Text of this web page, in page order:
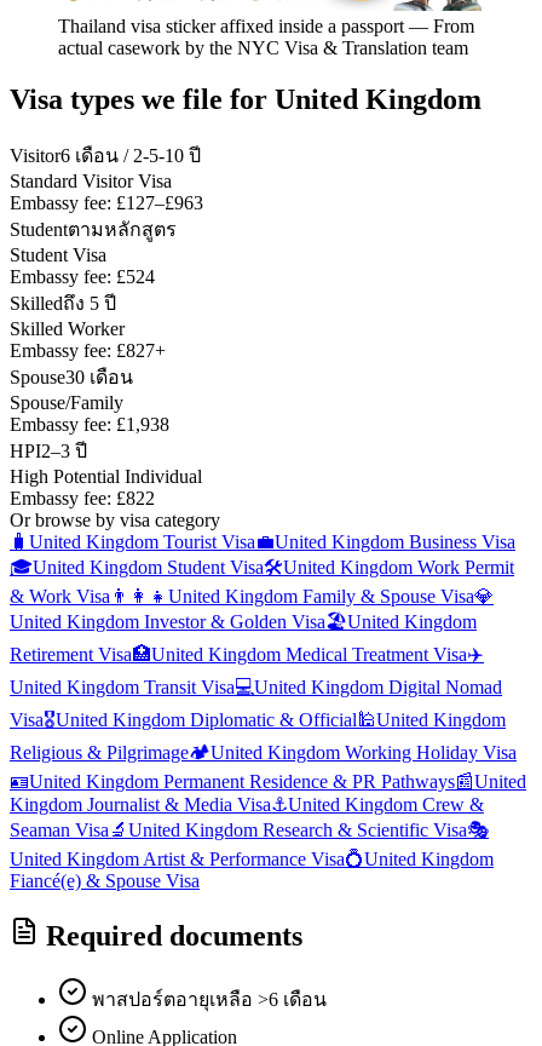
Thailand visa sticker affixed inside a passport — From
actual casework by the NYC Visa & Translation team
Visa types we file for United Kingdom
Visitor6 เดือน / 2-5-10 ปี
Standard Visitor Visa
Embassy fee: £127–£963
Studentตามหลักสูตร
Student Visa
Embassy fee: £524
Skilledถึง 5 ปี
Skilled Worker
Embassy fee: £827+
Spouse30 เดือน
Spouse/Family
Embassy fee: £1,938
HPI2–3 ปี
High Potential Individual
Embassy fee: £822
Or browse by visa category
🧳 United Kingdom Tourist Visa💼United Kingdom Business Visa
🎓United Kingdom Student Visa🛠️United Kingdom Work Permit
& Work Visa 👨‍👩‍👧 United Kingdom Family & Spouse Visa💎
United Kingdom Investor & Golden Visa🏖️United Kingdom
Retirement Visa🏥United Kingdom Medical Treatment Visa✈️
United Kingdom Transit Visa💻United Kingdom Digital Nomad
Visa🎖️United Kingdom Diplomatic & Official 🕌United Kingdom
Religious & Pilgrimage🏕️United Kingdom Working Holiday Visa
🪪United Kingdom Permanent Residence & PR Pathways📰United
Kingdom Journalist & Media Visa⚓United Kingdom Crew &
Seaman Visa 🔬 United Kingdom Research & Scientific Visa🎭
United Kingdom Artist & Performance Visa💍United Kingdom
Fiancé(e) & Spouse Visa
Required documents
พาสปอร์ตอายุเหลือ >6 เดือน
Online Application